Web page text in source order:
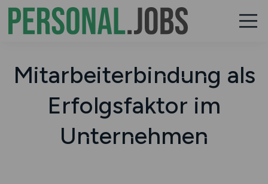
Mitarbeiterbindung als
Erfolgsfaktor im
Unternehmen